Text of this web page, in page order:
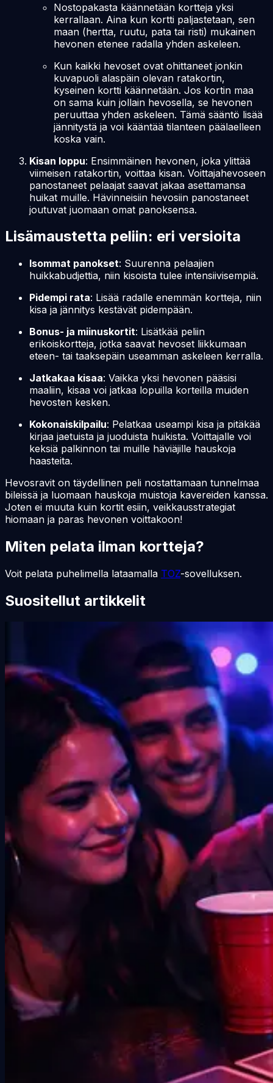
Nostopakasta käännetään kortteja yksi
kerrallaan. Aina kun kortti paljastetaan, sen
maan (hertta, ruutu, pata tai risti) mukainen
hevonen etenee radalla yhden askeleen.
Kun kaikki hevoset ovat ohittaneet jonkin
kuvapuoli alaspäin olevan ratakortin,
kyseinen kortti käännetään. Jos kortin maa
on sama kuin jollain hevosella, se hevonen
peruuttaa yhden askeleen. Tämä sääntö lisää
jännitystä ja voi kääntää tilanteen päälaelleen
koska vain.
Kisan loppu: Ensimmäinen hevonen, joka ylittää
viimeisen ratakortin, voittaa kisan. Voittajahevoseen
panostaneet pelaajat saavat jakaa asettamansa
huikat muille. Hävinneisiin hevosiin panostaneet
joutuvat juomaan omat panoksensa.
Lisämaustetta peliin: eri versioita
Isommat panokset: Suurenna pelaajien
huikkabudjettia, niin kisoista tulee intensiivisempiä.
Pidempi rata: Lisää radalle enemmän kortteja, niin
kisa ja jännitys kestävät pidempään.
Bonus- ja miinuskortit: Lisätkää peliin
erikoiskortteja, jotka saavat hevoset liikkumaan
eteen- tai taaksepäin useamman askeleen kerralla.
Jatkakaa kisaa: Vaikka yksi hevonen pääsisi
maaliin, kisaa voi jatkaa lopuilla korteilla muiden
hevosten kesken.
Kokonaiskilpailu: Pelatkaa useampi kisa ja pitäkää
kirjaa jaetuista ja juoduista huikista. Voittajalle voi
keksiä palkinnon tai muille häviäjille hauskoja
haasteita.
Hevosravit on täydellinen peli nostattamaan tunnelmaa
bileissä ja luomaan hauskoja muistoja kavereiden kanssa.
Joten ei muuta kuin kortit esiin, veikkausstrategiat
hiomaan ja paras hevonen voittakoon!
Miten pelata ilman kortteja?
Voit pelata puhelimella lataamalla TOZ-sovelluksen.
Suositellut artikkelit